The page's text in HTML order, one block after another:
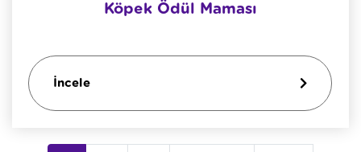
Köpek Ödül Maması
İncele